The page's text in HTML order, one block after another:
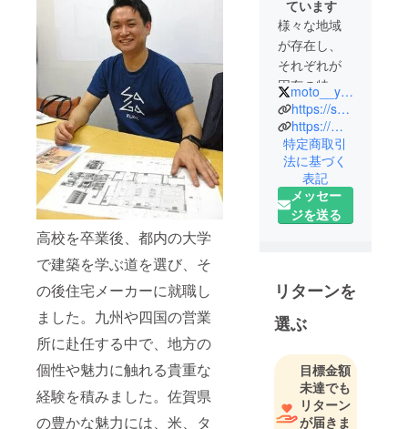
高校を卒業後、都内の大学
で建築を学ぶ道を選び、そ
の後住宅メーカーに就職し
ました。九州や四国の営業
所に赴任する中で、地方の
個性や魅力に触れる貴重な
経験を積みました。佐賀県
の豊かな魅力には、米、タ
ています
様々な地域
が存在し、
それぞれが
固有の特産
品や温かい
コミュニ
ティ、
歴史的な街
並み、
そして伝統
技術を有し
私たちは、
これらの貴
重な資産を
地域の未来
に新たな希
望をもたら
す
moto__yori
https://s-rural.com/
https://motoyori.jp/
特定商取引
法に基づく
表記
メッセー
ジを送る
リターンを
選ぶ
目標金額
未達でも
リターン
が届きま